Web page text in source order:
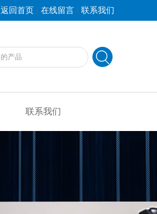
返回首页 | 在线留言 | 联系我们
联系我们